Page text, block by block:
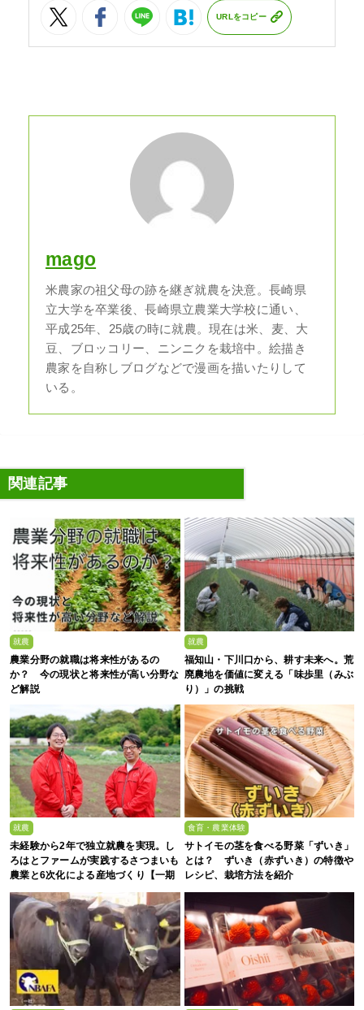
URLをコピー
mago
米農家の祖父母の跡を継ぎ就農を決意。長崎県
立大学を卒業後、長崎県立農業大学校に通い、
平成25年、25歳の時に就農。現在は米、麦、大
豆、ブロッコリー、ニンニクを栽培中。絵描き
農家を自称しブログなどで漫画を描いたりして
いる。
関連記事
就農
農業分野の就職は将来性があるの
か？ 今の現状と将来性が高い分野な
ど解説
就農
福知山・下川口から、耕す未来へ。荒
廃農地を価値に変える「味歩里（みぶ
り）」の挑戦
就農
未経験から2年で独立就農を実現。し
ろはとファームが実践するさつまいも
農業と6次化による産地づくり【一期
生募集】
食育・農業体験
サトイモの茎を食べる野菜「ずいき」
とは？ ずいき（赤ずいき）の特徴や
レシピ、栽培方法を紹介